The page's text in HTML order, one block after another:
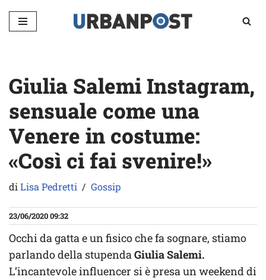
Vai
Giulia Salemi Instagram,
sensuale come una
Venere in costume:
«Così ci fai svenire!»
diLisa Pedretti Gossip
23/06/2020 09:32
Occhi da gatta e un fisico che fa sognare, stiamo
parlando della stupendaGiulia Salemi.
L’incantevole influencer si è presa un weekend di